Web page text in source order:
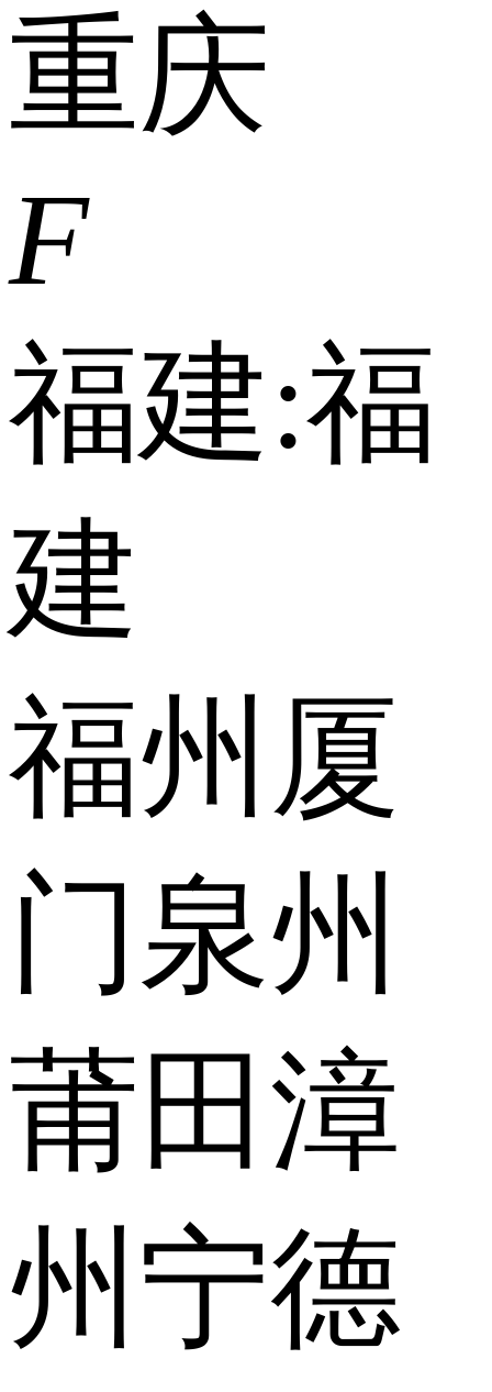
重庆
F
福建:福
建
福州 厦
门泉州
莆田 漳
州 宁德